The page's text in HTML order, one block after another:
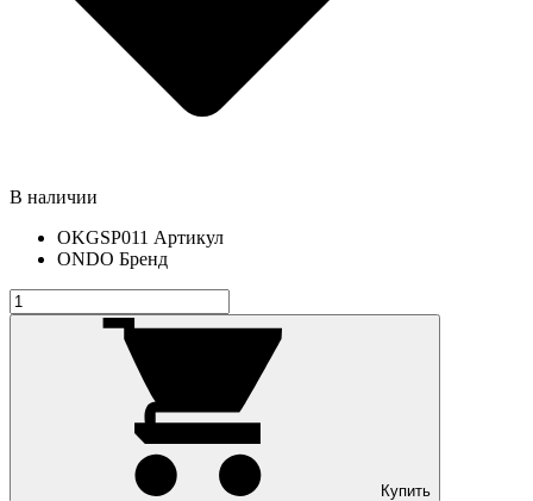
В наличии
OKGSP011 Артикул
ONDO Бренд
Купить